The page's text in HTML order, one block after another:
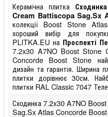
Керамічна плитка
Cream Battiscopa Sag.Sx
колекції Boost Stone
хороший вибір для
PLITKA.EU на Проспекті
7.2x30 A7NO Boost Stone
Concorde Boost Stone
дизайн та гарантія. Ширина
плитки дорівнює 30см.
плитки RAL Classic 7047
Сходинка 7.2x30 A7NO
Sag.Sx Atlas Concorde Boost